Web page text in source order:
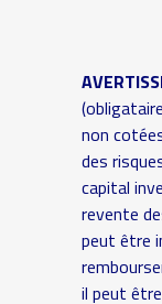
non
des
capital
revente
peut être
il peut